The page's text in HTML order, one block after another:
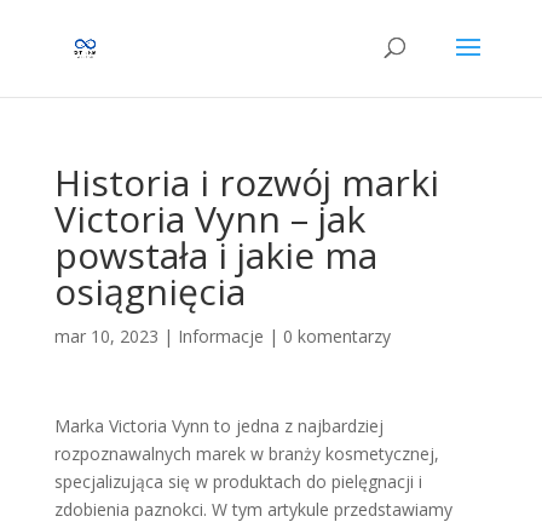
Historia i rozwój marki
Victoria Vynn – jak
powstała i jakie ma
osiągnięcia
mar 10, 2023 | Informacje | 0 komentarzy
Marka Victoria Vynn to jedna z najbardziej
rozpoznawalnych marek w branży kosmetycznej,
specjalizująca się w produktach do pielęgnacji i
zdobienia paznokci. W tym artykule przedstawiamy